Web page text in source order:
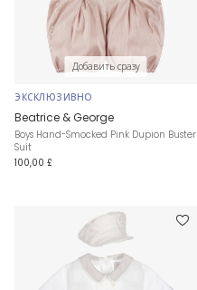
Добавить сразу
ЭКСКЛЮЗИВНО
Beatrice & George
Boys Hand-Smocked Pink Dupion Buster
Suit
100,00 £